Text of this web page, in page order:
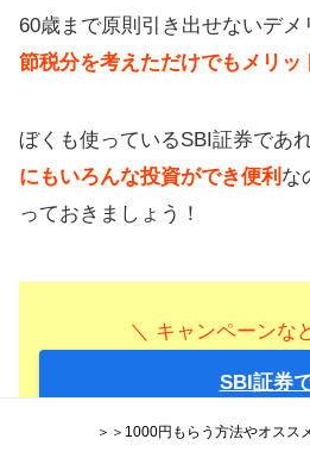
60歳まで原則引き出せないデメ
節税分を考えただけでもメリッ
ぼくも使っているSBI証券であ
にもいろんな投資ができ便利 な
っておきましょう！
＼ キャンペーンな
SBI証券
＞＞1000円もらう方法やオスス